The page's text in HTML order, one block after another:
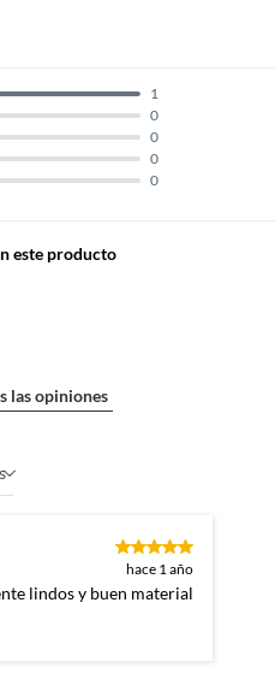
0
0
0
0
1
este producto
las opiniones
hace 1 año
lindos y buen material